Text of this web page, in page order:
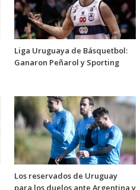
Liga Uruguaya de Básquetbol:
Ganaron Peñarol y Sporting
Los reservados de Uruguay
para los duelos ante Argentina y